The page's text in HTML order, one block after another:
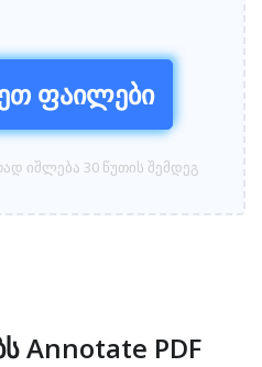
ფაილები
იშლება 30 წუთის შემდეგ
Annotate PDF